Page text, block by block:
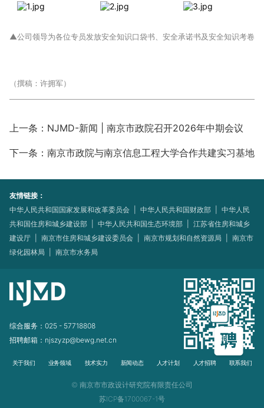
▲公司领导为各位专员发放安全知识口袋书、安全承诺书及安全知识考卷
（撰稿：许拥军）
上一条：NJMD-新闻 | 南京市政院召开2026年中期会议
下一条：南京市政院与南京信息工程大学合作共建实习基地
友情链接：
中华人民共和国国家发展和改革委员会
中华人民共和国财政部
中华人民
共和国住房和城乡建设部
中华人民共和国生态环境部
江苏省住房和城乡
建设厅
南京市住房和城乡建设委员会 南京市规划和自然资源局
南京市
绿化园林局
南京市水务局
综合服务：025 - 57718808
招聘邮箱：njszyzp@bewg.net.cn
关于我们 业务领域 技术实力 新闻动态 人才计划 人才招聘 联系我们
© 南京市市政设计研究院有限责任公司
苏ICP备1700067-1号